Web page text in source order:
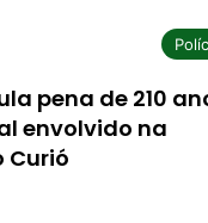
pena de 210
envolvido na
Curió